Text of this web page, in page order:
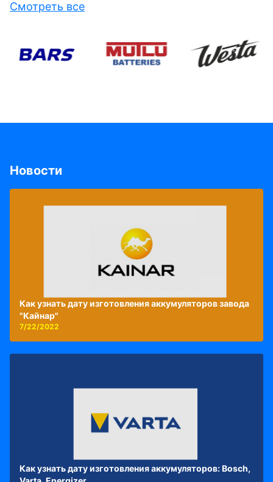
Смотреть все
Новости
Как узнать дату изготовления аккумуляторов завода
"Кайнар"
7/22/2022
Как узнать дату изготовления аккумуляторов: Bosch,